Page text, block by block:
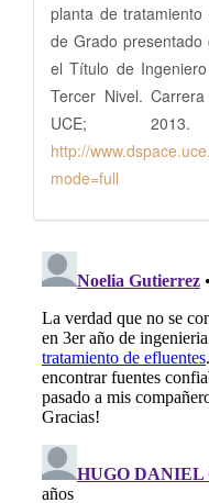
planta de
de Grado
el Título de
Tercer Nivel.
UCE; 2013.
http://
mode=full